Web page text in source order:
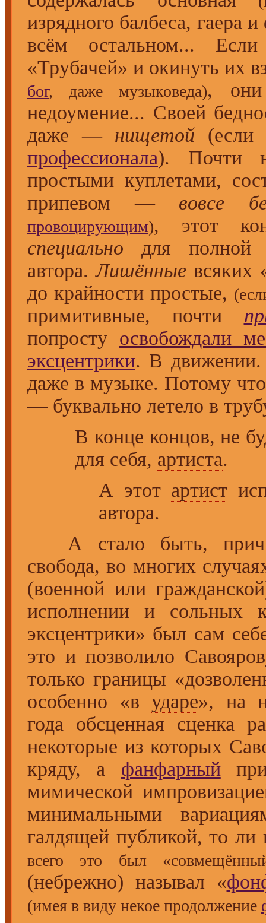
изрядного балбеса, гаера
всём остальном...
«Трубачей» и окинуть их
бог, даже музыковеда), они
недоумение... Своей
даже — нищетой (если
профессионала). Почти
простыми куплетами,
припевом — вовсе
провоцирующим), этот
специально для полной
автора.Лишённые всяких
до крайности простые,
примитивные, почти
попросту освобождали
эксцентрики. В
даже в музыке. Потому
— буквально летело в
В конце концов, не
для себя, артиста.
А этот артист
автора.
А стало быть,
свобода, во многих
(военной или
исполнении и сольных
эксцентрики» был сам
это и позволило
только границы
особенно «в ударе», на
года обсценная сценка
некоторые из которых
кряду, а фанфарный
мимической
минимальными
галдящей публикой, то
всего это был
(небрежно) называл «
(имея в виду некое продолжение